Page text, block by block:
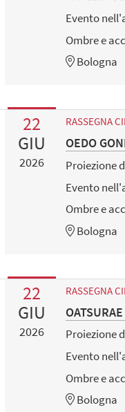
Evento
Ombre e
Bologna
22
GIU
2026
RASSEGNA
OEDO
Proiezione
Evento
Ombre e
Bologna
22
GIU
2026
RASSEGNA
Proiezione
Evento
Ombre e
Bologna